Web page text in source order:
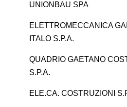
UNIONBAU SPA
ELETTROMECCANICA
ITALO S.P.A.
QUADRIO GAETANO
S.P.A.
ELE.CA. COSTRUZIONI